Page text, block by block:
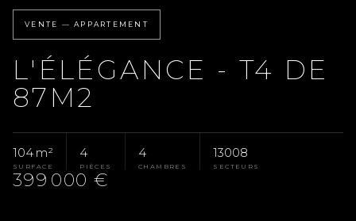
VENTE — APPARTEMENT
L'ÉLÉGANCE - T4 DE
87M2
104 m²
SURFACE
4
PIÈCES
4
CHAMBRES
13008
SECTEURS
399 000 €